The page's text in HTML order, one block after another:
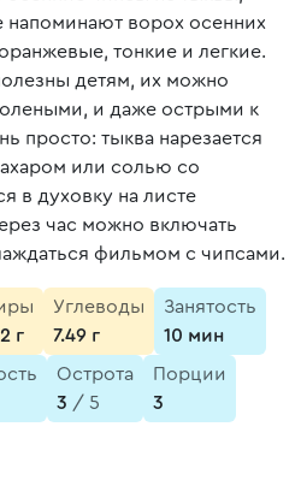
напоминают ворох осенних
тонкие и легкие.
детям, их можно
и даже острыми к
просто: тыква нарезается
или солью со
в духовку на листе
час можно включать
фильмом с чипсами.
г
Углеводы
7.49 г
Занятость
10 мин
Острота
3 / 5
Порции
3